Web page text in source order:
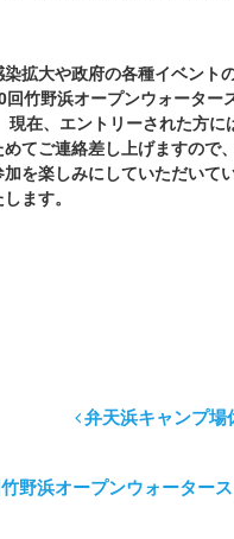
拡大や政府の各種イベント
回竹野浜オープンウォーター
現在、エントリーされた方に
てご連絡差し上げますので
を楽しみにしていただいて
ます。
弁天浜キャンプ
野浜オープンウォーター